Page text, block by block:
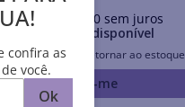
até10 90sem juros
Produto Indisponível
me quando retornar ao estoque
Avise-me
confira as
você.
Ok